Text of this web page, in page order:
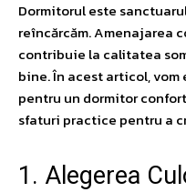
Dormitorul este
reîncărcăm. Amenajarea
contribuie la calitatea
bine. În acest articol,
pentru un dormitor
sfaturi practice pentru a
1. Alegerea